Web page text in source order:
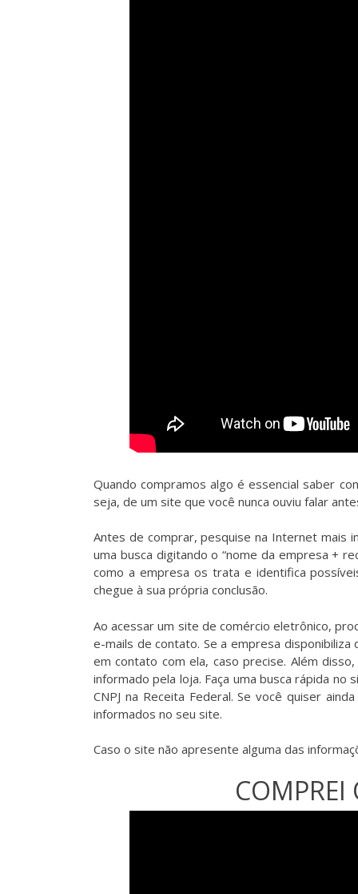
Quando compramos algo é essencial saber
seja, de um site que você nunca ouviu falar
Antes de comprar, pesquise na Internet mais
uma busca digitando o “nome da empresa +
como a empresa os trata e identifica
chegue à sua própria conclusão.
Ao acessar um site de comércio eletrônico,
e-mails de contato. Se a empresa
em contato com ela, caso precise. Além
informado pela loja. Faça uma busca rápida
CNPJ na Receita Federal. Se você quiser
informados no seu site.
Caso o site não apresente alguma das
COMPREI